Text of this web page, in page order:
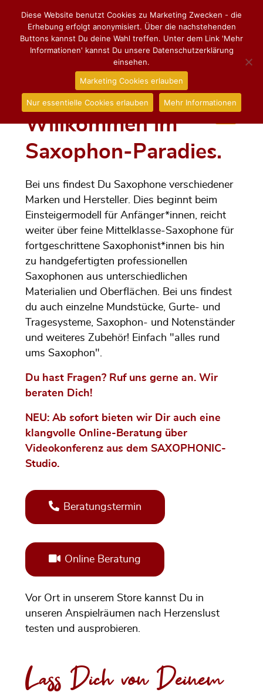
Willkommen im
Saxophon-Paradies.
Bei uns findest Du Saxophone verschiedener
Marken und Hersteller. Dies beginnt beim
Einsteigermodell für Anfänger*innen, reicht
weiter über feine Mittelklasse-Saxophone für
fortgeschrittene Saxophonist*innen bis hin
zu handgefertigten professionellen
Saxophonen aus unterschiedlichen
Materialien und Oberflächen. Bei uns findest
du auch einzelne Mundstücke, Gurte- und
Tragesysteme, Saxophon- und Notenständer
und weiteres Zubehör! Einfach "alles rund
ums Saxophon".
Du hast Fragen? Ruf uns gerne an. Wir
beraten Dich!
NEU: Ab sofort bieten wir Dir auch eine
klangvolle Online-Beratung über
Videokonferenz aus dem SAXOPHONIC-
Studio.
Beratungstermin
Online Beratung
Vor Ort in unserem Store kannst Du in
unseren Anspielräumen nach Herzenslust
testen und ausprobieren.
Lass Dich von Deinem
Diese Website benutzt Cookies zu Marketing Zwecken - die
Erhebung erfolgt anonymisiert. Über die nachstehenden
Buttons kannst Du deine Wahl treffen. Unter dem Link 'Mehr
Informationen' kannst Du unsere Datenschutzerklärung
einsehen.
Marketing Cookies erlauben
Nur essentielle Cookies erlauben Mehr Informationen